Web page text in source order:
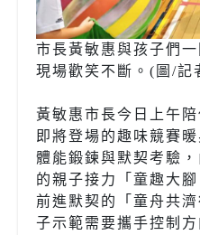
市長黃敏惠與孩子們
現場歡笑不斷。(圖/記
黃敏惠市長今日上午
即將登場的趣味競賽
體能鍛鍊與默契考驗
的親子接力「童趣大
前進默契的「童舟共
子示範需要攜手控制